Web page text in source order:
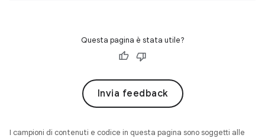
Questa pagina è stata utile?
Invia feedback
I campioni di contenuti e codice in questa pagina sono soggetti alle